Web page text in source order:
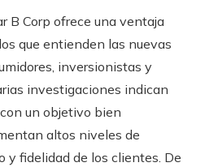
B Corp ofrece una ventaja
que entienden las nuevas
inversionistas y
investigaciones indican
un objetivo bien
altos niveles de
y fidelidad de los clientes. De